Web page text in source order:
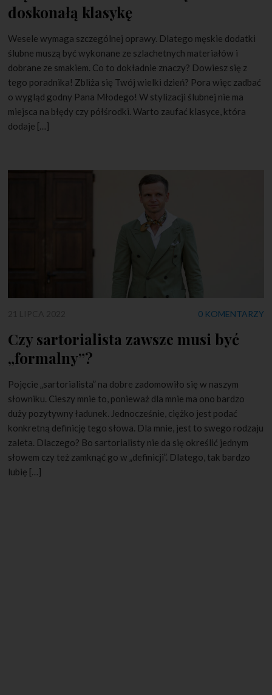
doskonałą klasykę
Wesele wymaga szczególnej oprawy. Dlatego męskie dodatki
ślubne muszą być wykonane ze szlachetnych materiałów i
dobrane ze smakiem. Co to dokładnie znaczy? Dowiesz się z
tego poradnika! Zbliża się Twój wielki dzień? Pora więc zadbać
o wygląd godny Pana Młodego! W stylizacji ślubnej nie ma
miejsca na błędy czy półśrodki. Warto zaufać klasyce, która
dodaje […]
0 KOMENTARZY
Czy sartorialista zawsze musi być
„formalny”?
Pojęcie „sartorialista” na dobre zadomowiło się w naszym
słowniku. Cieszy mnie to, ponieważ dla mnie ma ono bardzo
duży pozytywny ładunek. Jednocześnie, ciężko jest podać
konkretną definicję tego słowa. Dla mnie, jest to swego rodzaju
zaleta. Dlaczego? Bo sartorialisty nie da się określić jednym
słowem czy też zamknąć go w „definicji”. Dlatego, tak bardzo
lubię […]